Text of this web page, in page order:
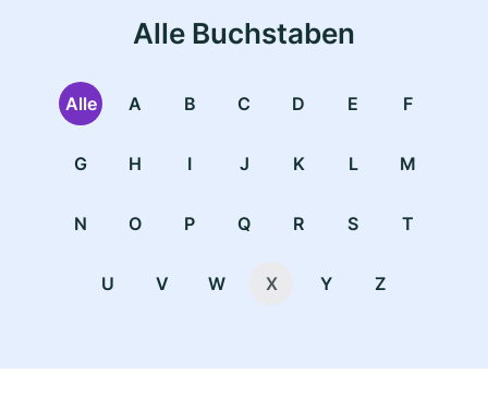
Alle Buchstaben
Alle A B C D E F
G H I J K L M
N O P Q R S T
U V W X Y Z